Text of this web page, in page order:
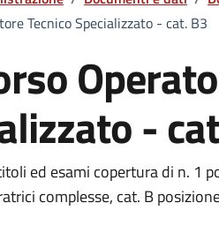
Tecnico Specializzato - cat. B3
-
ed esami copertura di n. 1
complesse, cat. B